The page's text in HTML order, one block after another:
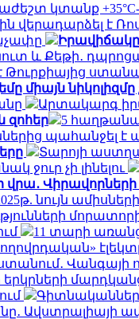
կտանք
վերադարձել է
և Քեթի․
ստանալ
միայն
Արտակարգ
զոհեր
5
պահանջել է
Տարոյի
ջուր չի լինելու
վրա․
նույն
11 տարի
Վանգայի
Ավստրալիայի